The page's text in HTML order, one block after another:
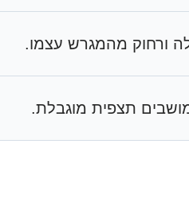
ורחוק מהמגרש עצמו.
תצפית מוגבלת.